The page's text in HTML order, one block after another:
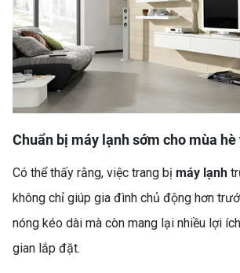
Chuẩn bị máy lạnh sớm cho mùa
Có thể thấy rằng, việc trang bị máy lạnh
không chỉ giúp gia đình chủ động hơn
nóng kéo dài mà còn mang lại nhiều lợi
gian lắp đặt.
MÁY LẠNH KHÔNG TẮT
CÁCH SỬA CHI TIẾT (MÁY
LẠNH KHÔNG TẮT)